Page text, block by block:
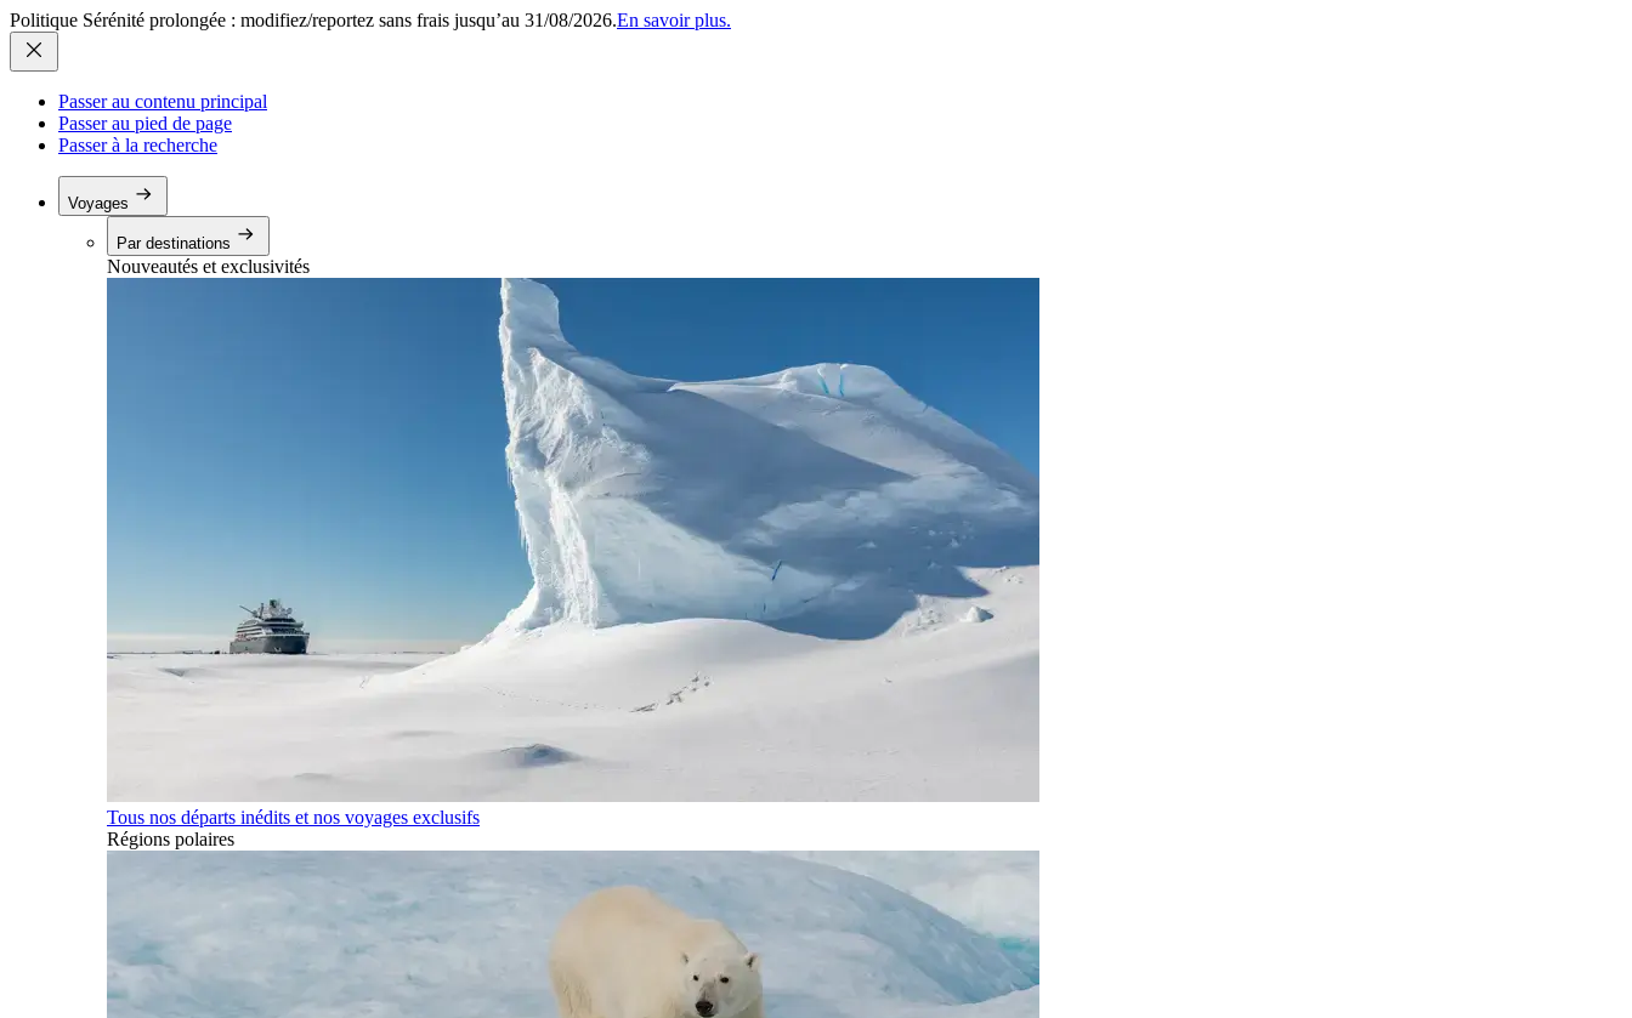
Politique Sérénité prolongée : modifiez/reportez sans frais jusqu’au 31/08/2026.En savoir plus.
Passer au contenu principal
Passer au pied de page
Passer à la recherche
Voyages
Par destinations
Nouveautés et exclusivités
Tous nos départs inédits et nos voyages exclusifs
Régions polaires